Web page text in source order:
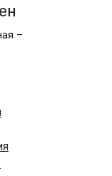
–